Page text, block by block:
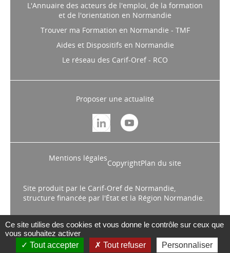
L'Annuaire des acteurs de l'emploi, de la formation
et de l'orientation en Normandie
Trouver ma Formation en Normandie - TMF
Aides et Dispositifs en Normandie
Le réseau des Carif-Oref - RCO
Proposer une actualité
Mentions légales
CopyrightPlan du site
Site produit par le Carif-Oref de Normandie,
structure financée par l'État et la Région Normandie.
Ce site utilise des cookies et vous donne le contrôle sur ceux que
vous souhaitez activer
Tout accepter
Tout refuser Personnaliser